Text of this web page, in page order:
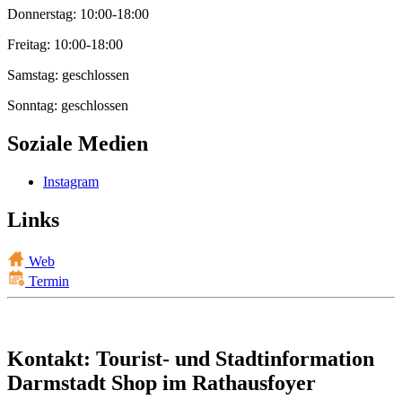
Donnerstag: 10:00-18:00
Freitag: 10:00-18:00
Samstag: geschlossen
Sonntag: geschlossen
Soziale Medien
Instagram
Links
Web
Termin
Kontakt: Tourist- und Stadtinformation
Darmstadt Shop im Rathausfoyer